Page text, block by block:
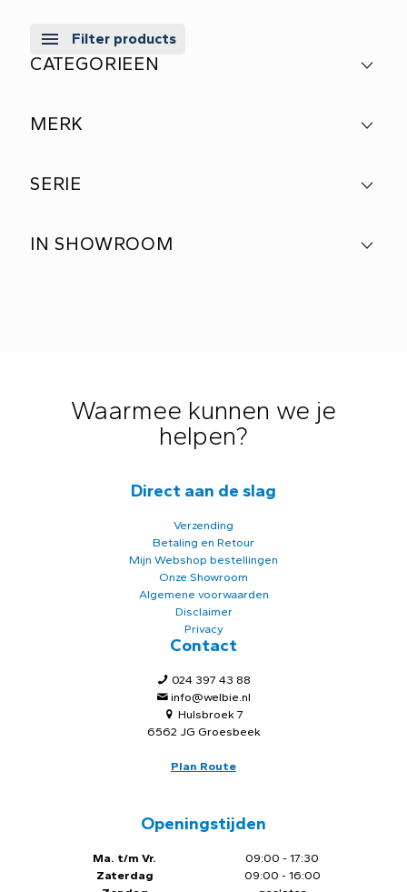
Filter products
CATEGORIEEN
MERK
SERIE
IN SHOWROOM
Waarmee kunnen we je
helpen?
Direct aan de slag
Verzending
Betaling en Retour
Mijn Webshop bestellingen
Onze Showroom
Algemene voorwaarden
Disclaimer
Privacy
Contact
024 397 43 88
info@welbie.nl
Hulsbroek 7
6562 JG Groesbeek
Plan Route
Openingstijden
Ma. t/m Vr.
Zaterdag
09:00 - 17:30
09:00 - 16:00